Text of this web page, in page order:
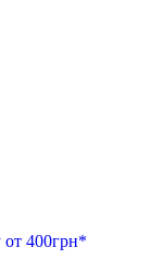
от 400грн*